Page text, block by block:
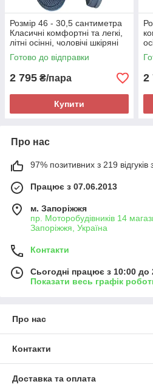
Розмір 46 - 30,5 сантиметра
Класичні комфортні та легкі,
літні осінні, чоловічі шкіряні
мокасини Maxus, чорні, на
підошві з піни
Готово до відправки
2 795 ₴/пара
Купити
2
Про нас
97% позитивних з 219 відгуків
Працює з 07.06.2013
м. Запоріжжя
пр. Моторобудівників 14
Запоріжжя, Україна
Контакти
Сьогодні працює з 10:00 до
Показати весь графік
Про нас
Контакти
Доставка та оплата